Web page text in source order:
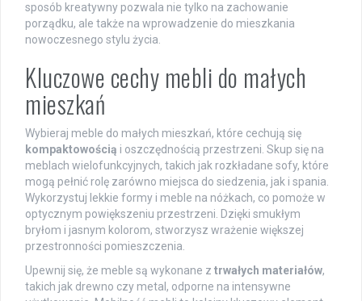
sposób kreatywny pozwala nie tylko na zachowanie
porządku, ale także na wprowadzenie do mieszkania
nowoczesnego stylu życia.
Kluczowe cechy mebli do małych
mieszkań
Wybieraj meble do małych mieszkań, które cechują się
kompaktowością i oszczędnością przestrzeni. Skup się na
meblach wielofunkcyjnych, takich jak rozkładane sofy, które
mogą pełnić rolę zarówno miejsca do siedzenia, jak i spania.
Wykorzystuj lekkie formy i meble na nóżkach, co pomoże w
optycznym powiększeniu przestrzeni. Dzięki smukłym
bryłom i jasnym kolorom, stworzysz wrażenie większej
przestronności pomieszczenia.
Upewnij się, że meble są wykonane z trwałych materiałów,
takich jak drewno czy metal, odporne na intensywne